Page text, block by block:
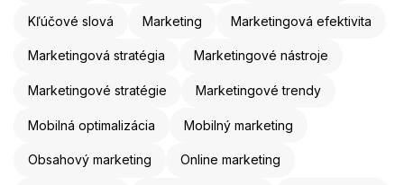
Kľúčové slová Marketing Marketingová efektivita
Marketingová stratégia Marketingové nástroje
Marketingové stratégie Marketingové trendy
Mobilná optimalizácia Mobilný marketing
Obsahový marketing Online marketing